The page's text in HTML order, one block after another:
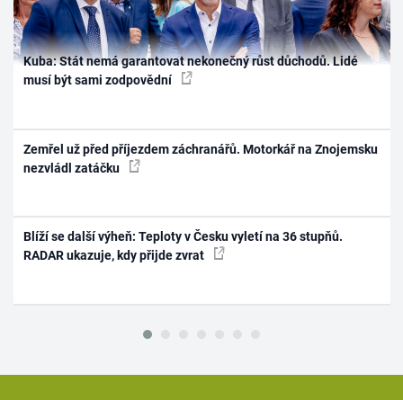
Kuba: Stát nemá garantovat nekonečný růst důchodů. Lidé
musí být sami zodpovědní
Zemřel už před příjezdem záchranářů. Motorkář na Znojemsku
nezvládl zatáčku
Blíží se další výheň: Teploty v Česku vyletí na 36 stupňů.
RADAR ukazuje, kdy přijde zvrat